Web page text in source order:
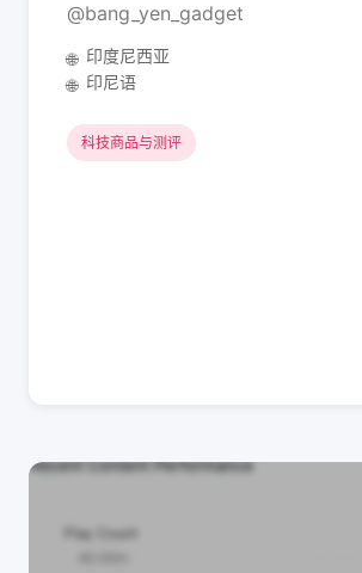
@bang_yen_gadget
🌐 印度尼西亚
🌐 印尼语
科技商品与测评